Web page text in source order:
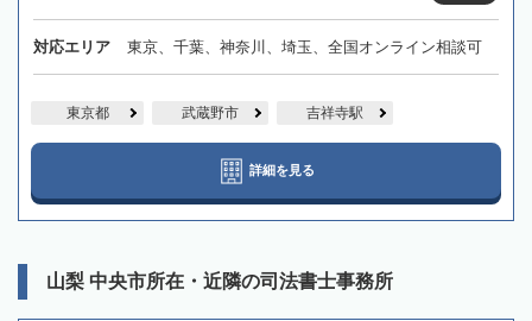
対応エリア 東京、千葉、神奈川、埼玉、全国オンライン相談可
東京都 武蔵野市 吉祥寺駅
詳細を見る
山梨 中央市所在・近隣の司法書士事務所